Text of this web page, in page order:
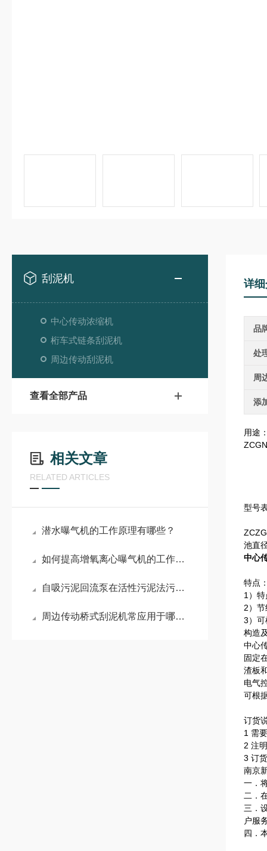
刮泥机
中心传动浓缩机
桁车式链条刮泥机
周边传动刮泥机
查看全部产品
相关文章
RELATED ARTICLES
潜水曝气机的工作原理有哪些？
如何提高增氧离心曝气机的工作效率？
自吸污泥回流泵在活性污泥法污水处理工艺中的作用
周边传动桥式刮泥机常应用于哪些场景？
详
品
处
周
添
用途
型号
ZCZG
池直
中心
特点
1）
2）
3）可
构造
中心
固定
渣板
电气
可根
订货
1 需
2 注
3 订
南京
一．
二．
三．
户服
四．